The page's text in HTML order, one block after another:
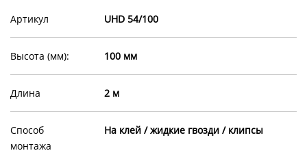
Артикул UHD 54/100
Высота (мм): 100 мм
Длина 2 м
Способ
монтажа
На клей / жидкие гвозди / клипсы